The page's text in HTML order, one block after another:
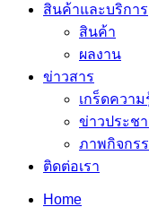
สินค้าและบริการ
สินค้า
ผลงาน
ข่าวสาร
เกร็ดความ
ข่าวประช
ภาพกิจกร
ติดต่อเรา
Home